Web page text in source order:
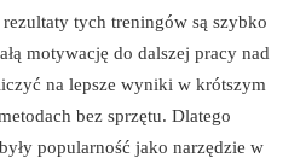
tych treningów są szybko
motywację do dalszej pracy nad
na lepsze wyniki w krótszym
bez sprzętu. Dlatego
popularność jako narzędzie w